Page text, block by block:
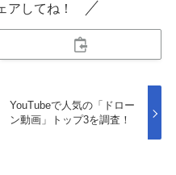
アしてね！
YouTubeで人気の「ドロー
ン動画」トップ3を調査！